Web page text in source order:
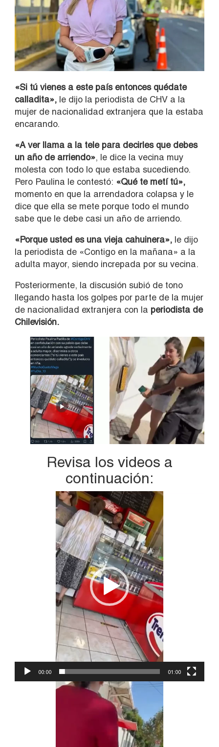
«Si tú vienes a este país entonces quédate
calladita», le dijo la periodista de CHV a la
mujer de nacionalidad extranjera que la estaba
encarando.
«A ver llama a la tele para decirles que debes
un año de arriendo», le dice la vecina muy
molesta con todo lo que estaba sucediendo.
Pero Paulina le contestó: «Qué te metí tú»,
momento en que la arrendadora colapsa y le
dice que ella se mete porque todo el mundo
sabe que le debe casi un año de arriendo.
«Porque usted es una vieja cahuinera», le dijo
la periodista de «Contigo en la mañana» a la
adulta mayor, siendo increpada por su vecina.
Posteriormente, la discusión subió de tono
llegando hasta los golpes por parte de la mujer
de nacionalidad extranjera con la periodista de
Chilevisión.
Revisa los videos a
continuación:
00:00 01:00